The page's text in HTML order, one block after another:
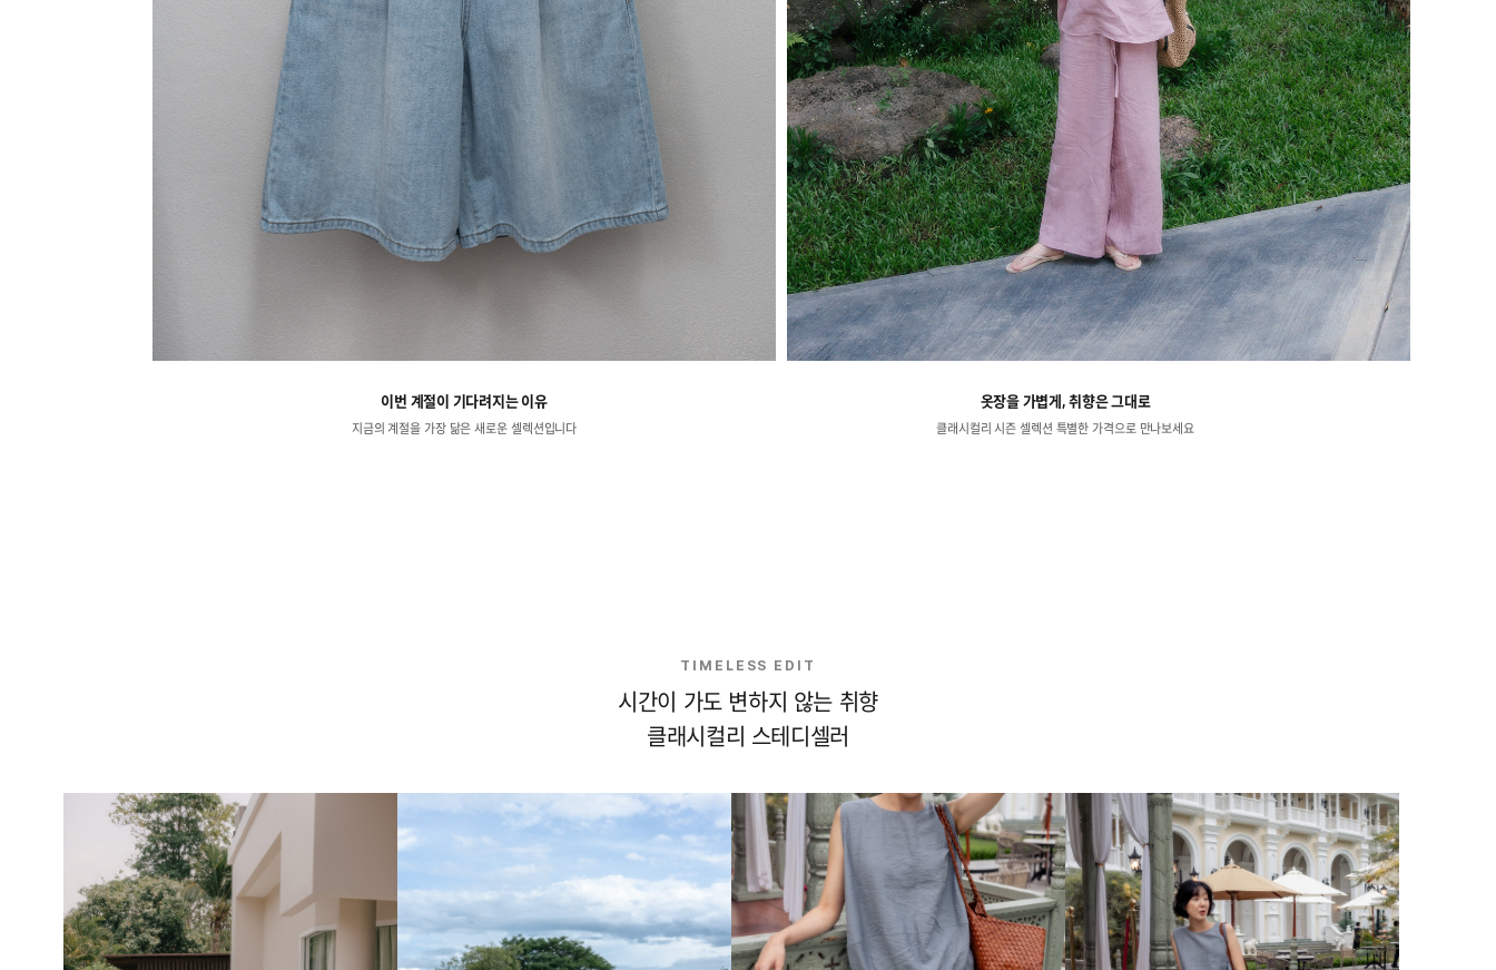
이번 계절이 기다려지는 이유
지금의 계절을 가장 닮은 새로운 셀렉션입니다
옷장을 가볍게, 취향은 그대로
클래시컬리 시즌 셀렉션 특별한 가격으로 만나보세요
TIMELESS EDIT
시간이 가도 변하지 않는 취향
클래시컬리 스테디셀러